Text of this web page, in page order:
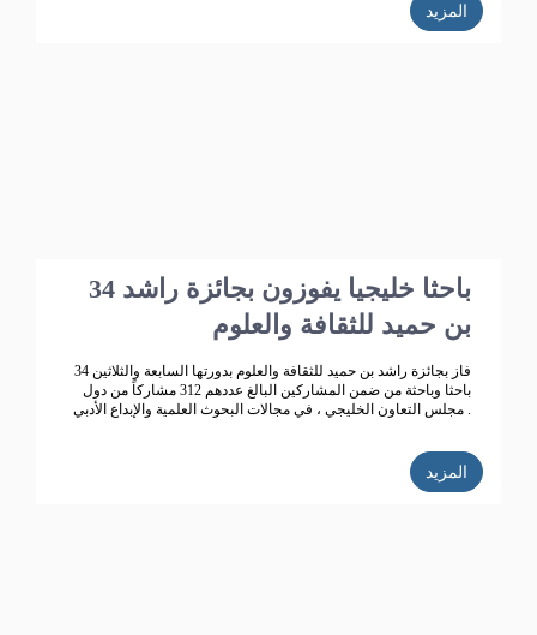
المزيد
34 باحثا خليجيا يفوزون بجائزة راشد
بن حميد للثقافة والعلوم
فاز بجائزة راشد بن حميد للثقافة والعلوم بدورتها السابعة والثلاثين 34
باحثا وباحثة من ضمن المشاركين البالغ عددهم 312 مشاركاً من دول
مجلس التعاون الخليجي ، في مجالات البحوث العلمية والإبداع الأدبي .
المزيد